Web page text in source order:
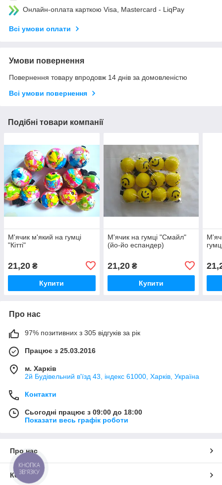
Онлайн-оплата карткою Visa, Mastercard - LiqPay
Всі умови оплати
Умови повернення
Повернення товару впродовж 14 днів за домовленістю
Всі умови повернення
Подібні товари компанії
М'ячик м'який на гумці
"Кітті"
21,20 ₴
Купити
М'ячик на гумці "Смайл"
(йо-йо еспандер)
21,20₴
Купити
Про нас
97% позитивних з 305 відгуків за рік
Працює з 25.03.2016
м. Харків
2й Будівельний в'їзд 43, індекс 61000, Харків, Україна
Контакти
Сьогодні працює з 09:00 до 18:00
Показати весь графік роботи
Про нас
Контакти
КНОПКА
ЗВ'ЯЗКУ